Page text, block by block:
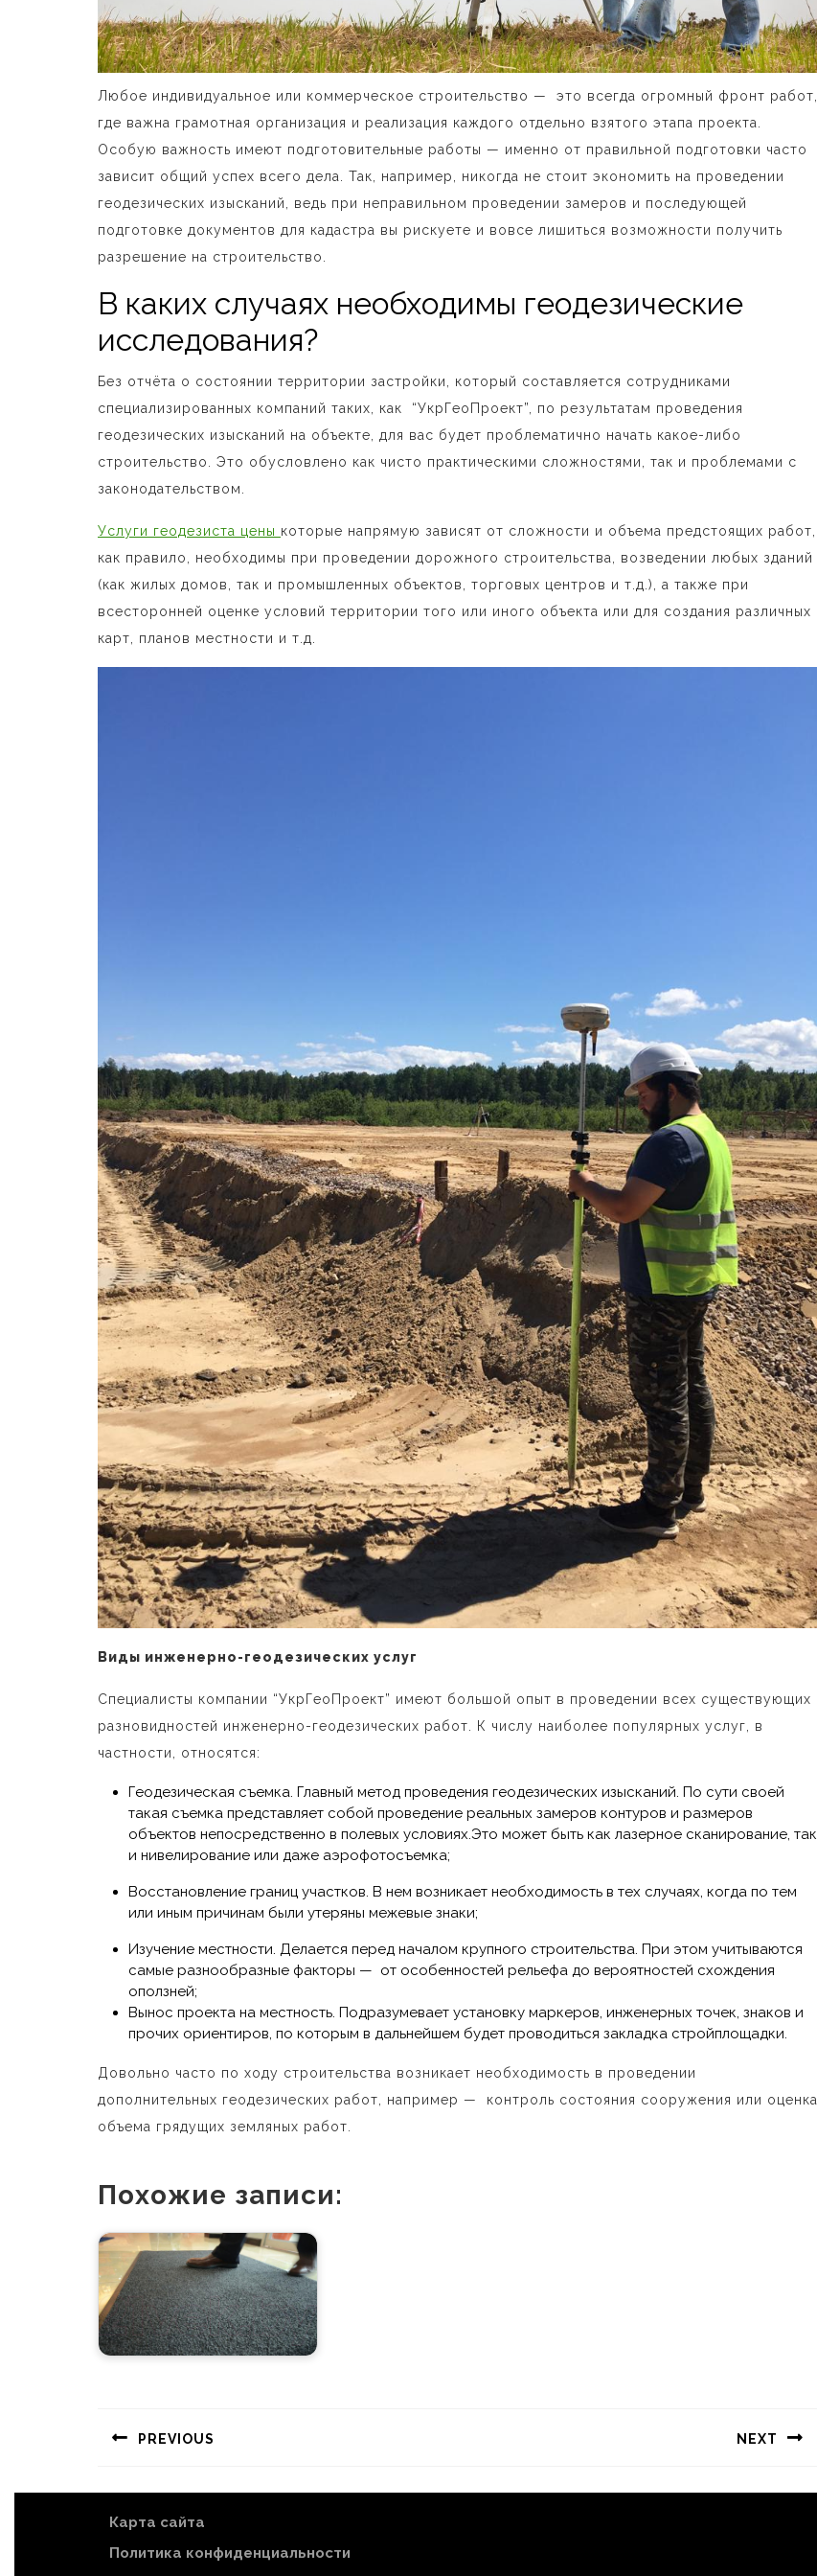
Любое индивидуальное или коммерческое строительство —
это всегда огромный фронт работ,
где важна грамотная организация и реализация каждого отдельно взятого этапа проекта.
Особую важность имеют подготовительные работы — именно от правильной подготовки часто
зависит общий успех всего дела. Так, например, никогда не стоит экономить на проведении
геодезических изысканий, ведь при неправильном проведении замеров и последующей
подготовке документов для кадастра вы рискуете и вовсе лишиться возможности получить
разрешение на строительство.
В каких случаях необходимы геодезические
исследования?
Без отчёта о состоянии территории застройки, который составляется сотрудниками
специализированных компаний таких, как “УкрГеоПроект”, по результатам проведения
геодезических изысканий на объекте, для вас будет проблематично начать какое-либо
строительство. Это обусловлено как чисто практическими сложностями, так и проблемами с
законодательством.
Услуги геодезиста цены которые напрямую зависят от сложности и объема предстоящих работ,
как правило, необходимы при проведении дорожного строительства, возведении любых зданий
(как жилых домов, так и промышленных объектов, торговых центров и т.д.), а также при
всесторонней оценке условий территории того или иного объекта или для создания различных
карт, планов местности и т.д.
Виды инженерно-геодезических услуг
Специалисты компании “УкрГеоПроект” имеют большой опыт в проведении всех существующих
разновидностей инженерно-геодезических работ. К числу наиболее популярных услуг, в
частности, относятся:
Геодезическая съемка. Главный метод проведения геодезических изысканий. По сути своей
такая съемка представляет собой проведение реальных замеров контуров и размеров
объектов непосредственно в полевых условиях.Это может быть как лазерное сканирование, так
и нивелирование или даже аэрофотосъемка;
Восстановление границ участков. В нем возникает необходимость в тех случаях, когда по тем
или иным причинам были утеряны межевые знаки;
Изучение местности. Делается перед началом крупного строительства. При этом учитываются
самые разнообразные факторы — от особенностей рельефа до вероятностей схождения
оползней;
Вынос проекта на местность. Подразумевает установку маркеров, инженерных точек, знаков и
прочих ориентиров, по которым в дальнейшем будет проводиться закладка стройплощадки.
Довольно часто по ходу строительства возникает необходимость в проведении
дополнительных геодезических работ, например —
контроль состояния сооружения или оценка
объема грядущих земляных работ.
Похожие записи:
по
PREVIOUS NEXT
Карта сайта
Политика конфиденциальности